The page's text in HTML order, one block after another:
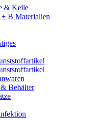
& Keile
B Materialien
Behälter